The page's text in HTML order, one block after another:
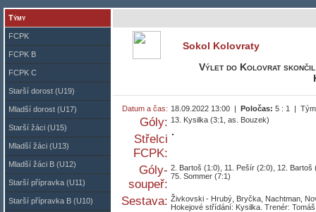
Týmy
FCPK
FCPK B
FCPK C
Starší dorost (U19)
Mladší dorost (U17)
Starší žáci (U15)
Mladší žáci (U13)
Mladší žáci B (U12)
Starší přípravka (U11)
Starší přípravka B (U10)
Sokol Kolovraty
Výlet do Kolovrat skončil
Datum a čas: 18.09.2022 13:00 | Poločas: 5 : 1 |
Góly: 13. Kysilka (3:1, as. Bouzek)
Střelci
FCPK:
Góly-
soupeř:
2. Bartoš (1:0), 11. Pešír (2:0), 12.
75. Sommer (7:1)
Sestava: Živkovski - Hrubý, Bryčka, Nachtman,
Hokejové střídání: Kysilka. Trenér: